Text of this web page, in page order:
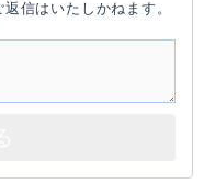
信はいたしかねます。